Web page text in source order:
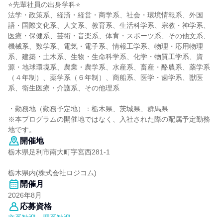
⭐先輩社員の出身学科⭐
法学・政策系、経済・経営・商学系、社会・環境情報系、外国
語・国際文化系、人文系、教育系、生活科学系、宗教・神学系、
医療・保健系、芸術・音楽系、体育・スポーツ系、その他文系、
機械系、数学系、電気・電子系、情報工学系、物理・応用物理
系、建築・土木系、生物・生命科学系、化学・物質工学系、資
源・地球環境系、農業・農学系、水産系、畜産・酪農系、薬学系
（４年制）、薬学系（６年制）、商船系、医学・歯学系、獣医
系、衛生医療・介護系、その他理系
・勤務地（勤務予定地）：栃木県、茨城県、群馬県
※本プログラムの開催地ではなく、入社された際の配属予定勤務
地です。
開催地
栃木県足利市南大町字宮西281-1
栃木県内(株式会社ロジコム)
開催月
2026年8月
応募資格